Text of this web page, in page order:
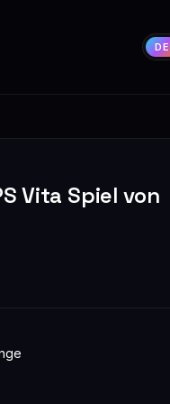
DE
Vita Spiel von